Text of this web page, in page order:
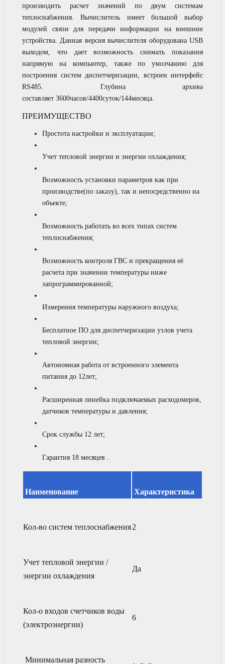
производить расчет значений по двум системам
теплоснабжения. Вычислитель имеет большой выбор
модулей связи для передачи информации на внешние
устройства. Данная версия вычислителя оборудована USB
выходом, что дает возможность снимать показания
напрямую на компьютер, также по умолчанию для
построения систем диспетчеризации, встроен интерфейс
RS485. Глубина архива
составляет 3600часов/4400суток/144месяца.
ПРЕИМУЩЕСТВО
Простота настройки и эксплуатации;
Учет тепловой энергии и энергии охлаждения;
Возможность установки параметров как при
производстве(по заказу), так и непосредственно на
объекте;
Возможность работать во всех типах систем
теплоснабжения;
Возможность контроля ГВС и прекращения её
расчета при значении температуры ниже
запрограммированной;
Измерения температуры наружного воздуха;
Бесплатное ПО для диспетчеризации узлов учета
тепловой энергии;
Автономная работа от встроенного элемента
питания до 12лет;
Расширенная линейка подключаемых расходомеров,
датчиков температуры и давления;
Срок службы 12 лет;
Гарантия 18 месяцев .
Наименование Характеристика
Кол-во систем теплоснабжения2
Учет тепловой энергии /
энергии охлаждения
Да
Кол-о входов счетчиков воды
(электроэнергии)
6
Минимальная разность